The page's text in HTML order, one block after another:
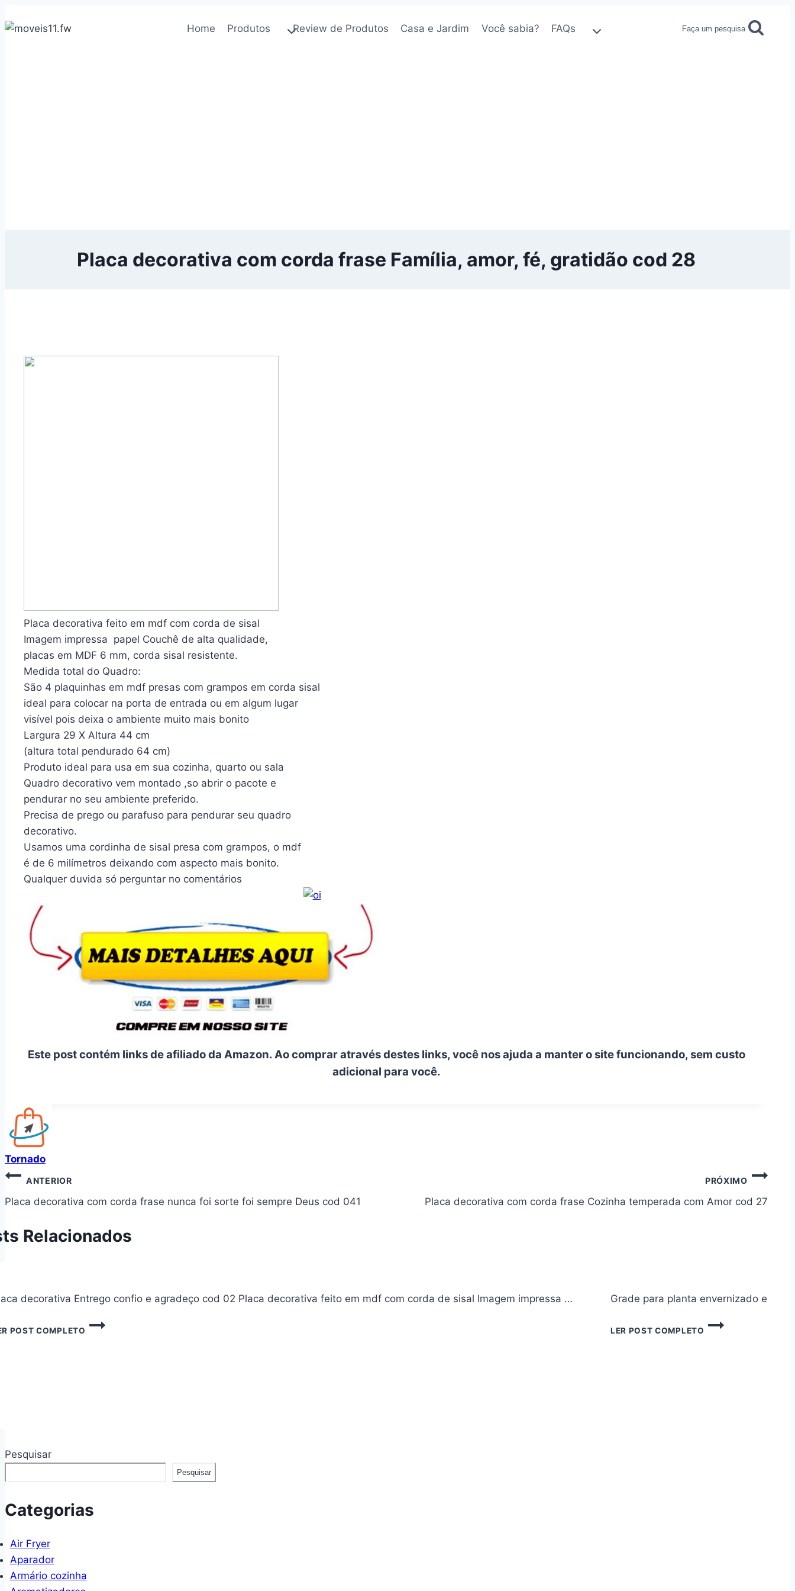
para
Home Produtos Review de Produtos Casa e Jardim Você sabia? FAQs Faça um pesquisa
Placa decorativa com corda frase Família, amor, fé, gratidão cod 28
Placa decorativa feito em mdf com corda de sisal
Imagem impressa papel Couchê de alta qualidade,
placas em MDF 6 mm, corda sisal resistente.
Medida total do Quadro:
São 4 plaquinhas em mdf presas com grampos em corda sisal
ideal para colocar na porta de entrada ou em algum lugar
visível pois deixa o ambiente muito mais bonito
Largura 29 X Altura 44 cm
(altura total pendurado 64 cm)
Produto ideal para usa em sua cozinha, quarto ou sala
Quadro decorativo vem montado ,so abrir o pacote e
pendurar no seu ambiente preferido.
Precisa de prego ou parafuso para pendurar seu quadro
decorativo.
Usamos uma cordinha de sisal presa com grampos, o mdf
é de 6 milímetros deixando com aspecto mais bonito.
Qualquer duvida só perguntar no comentários
Este post contém links de afiliado da Amazon. Ao comprar através destes links, você nos ajuda a manter o site funcionando, sem custo
adicional para você.
Tornado
Navegação
de
Post
ANTERIOR
Placa decorativa com corda frase nunca foi sorte foi sempre Deus cod 041
PRÓXIMO
Placa decorativa com corda frase Cozinha temperada com Amor cod 27
Relacionados
decorativa Entrego confio e agradeço cod 02 Placa decorativa feito em mdf com corda de sisal Imagem impressa …
POST COMPLETO
PLACA
Grade para planta envernizado em
LER POST COMPLETO
GRADE
Pesquisar
Pesquisar
Categorias
Air Fryer
Aparador
Armário cozinha